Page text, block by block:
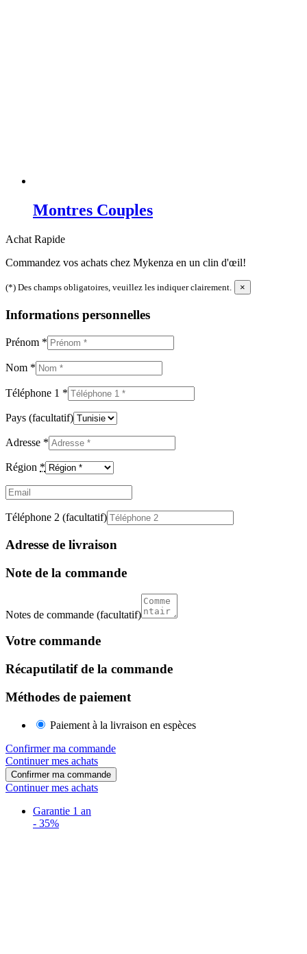
Montres Couples
Achat Rapide
Commandez vos achats chez Mykenza en un clin d'œil!
(*) Des champs obligatoires, veuillez les indiquer clairement. ×
Informations personnelles
Prénom *
Nom *
Téléphone 1 *
Pays (facultatif)
Adresse *
Région *
Email
Téléphone 2 (facultatif)
Adresse de livraison
Note de la commande
Notes de commande (facultatif)
Votre commande
Récaputilatif de la commande
Méthodes de paiement
Paiement à la livraison en espèces
Confirmer ma commande
Continuer mes achats
Confirmer ma commande
Continuer mes achats
Garantie 1 an
- 35%